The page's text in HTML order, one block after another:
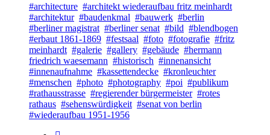
#architecture #architekt wiederaufbau fritz meinhardt
#architektur #baudenkmal #bauwerk #berlin
#berliner magistrat #berliner senat #bild #blendbogen
#erbaut 1861-1869 #festsaal #foto #fotografie #fritz
meinhardt #galerie #gallery #gebäude #hermann
friedrich waesemann #historisch #innenansicht
#innenaufnahme #kassettendecke #kronleuchter
#menschen #photo #photography #poi #publikum
#rathausstrasse #regierender bürgermeister #rotes
rathaus #sehenswürdigkeit #senat von berlin
#wiederaufbau 1951-1956